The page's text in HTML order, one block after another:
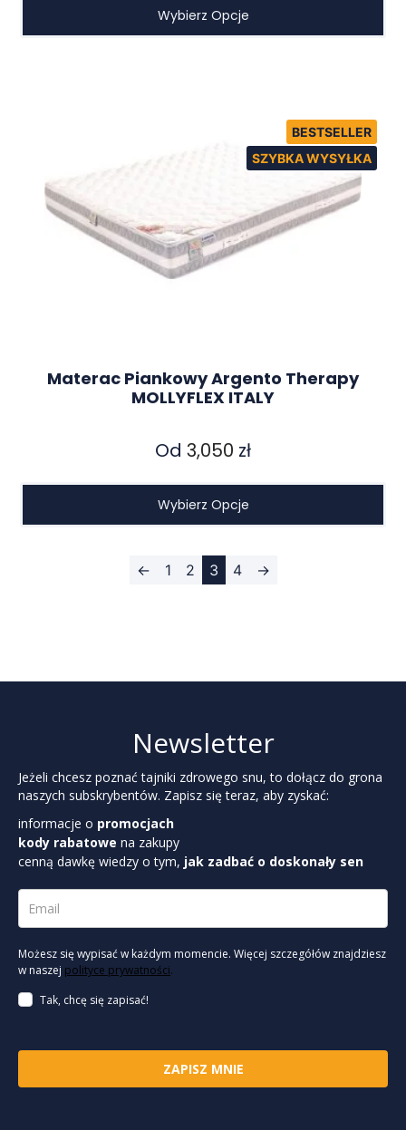
Wybierz Opcje
Materac Piankowy Argento Therapy
MOLLYFLEX ITALY
Od 3,050 zł
Wybierz Opcje
← 1 2 3 4 →
Newsletter
Jeżeli chcesz poznać tajniki zdrowego snu, to dołącz do grona
naszych subskrybentów. Zapisz się teraz, aby zyskać:
informacje o promocjach
kody rabatowe na zakupy
cenną dawkę wiedzy o tym, jak zadbać o doskonały sen
Możesz się wypisać w każdym momencie. Więcej szczegółów znajdziesz
w naszej polityce prywatności.
Tak, chcę się zapisać!
ZAPISZ MNIE